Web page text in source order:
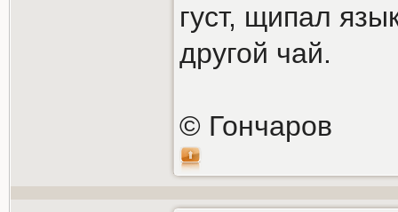
густ, щипал
другой чай.
© Гончаров